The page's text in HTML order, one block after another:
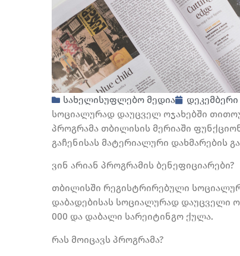
სახელისუფლებო მედია
დეკემბერი
სოციალურად დაუცველ ოჯახებში
პროგრამა თბილისის მერიაში
გაჩენისას მატერიალური დახმარების
ვინ არიან პროგრამის ბენეფიციარები?
თბილისში რეგისტრირებული
დაბადებისას სოციალურად დაუცველი
000 და დაბალი სარეიტინგო ქულა.
რას მოიცავს პროგრამა?